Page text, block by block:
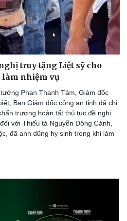
truy tặng Liệt sỹ cho
nhiệm vụ
Phan Thanh Tám, Giám đốc
Ban Giám đốc công an tỉnh đã chỉ
trương hoàn tất thủ tục đề nghị
với Thiếu tá Nguyễn Đông Cánh,
đã anh dũng hy sinh trong khi làm